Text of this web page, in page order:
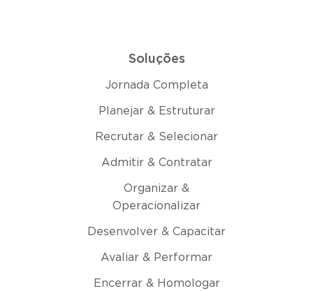
Soluções
Jornada Completa
Planejar & Estruturar
Recrutar & Selecionar
Admitir & Contratar
Organizar &
Operacionalizar
Desenvolver & Capacitar
Avaliar & Performar
Encerrar & Homologar